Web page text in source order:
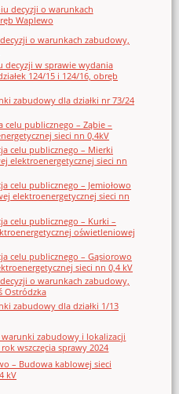
decyzji o warunkach
Waplewo
o warunkach zabudowy,
decyzji w sprawie wydania
124/15 i 124/16, obręb
zabudowy dla działki nr 73/24
celu publicznego – Ząbie –
sieci nn 0,4kV
celu publicznego – Mierki
elektroenergetycznej sieci nn
celu publicznego – Jemiołowo
elektroenergetycznej sieci nn
celu publicznego – Kurki –
oświetleniowej
celu publicznego – Gąsiorowo
sieci nn 0,4 kV
o warunkach zabudowy,
Ostródzka
zabudowy dla działki 1/13
zabudowy i lokalizacji
wszczęcia sprawy 2024
– Budowa kablowej sieci
kV